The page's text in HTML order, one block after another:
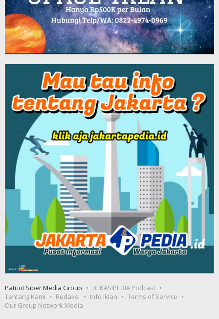
Patriot Siber Media Group
BEKASIPEDIA Podcast
Tentang Kami
Redaksi Info Iklan
Terms of Service
Our Group Network Media